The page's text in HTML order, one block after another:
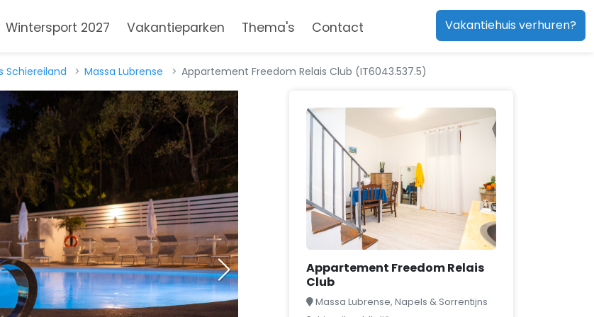
Wintersport 2027 Vakantieparken Thema's Contact Vakantiehuis verhuren?
Schiereiland Massa Lubrense Appartement Freedom Relais Club (IT6043.537.5)
Appartement Freedom Relais
Club
Massa Lubrense, Napels & Sorrentijns